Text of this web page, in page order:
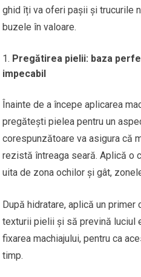
ghid îți va oferi pașii și trucurile
buzele în valoare.
Pregătirea pielii: baza
impecabil
Înainte de a începe aplicarea
pregătești pielea pentru un
corespunzătoare va asigura că
rezistă întreaga seară. Aplică o
uita de zona ochilor și gât,
După hidratare, aplică un
texturii pielii și să prevină luciul
fixarea machiajului, pentru ca
timp.